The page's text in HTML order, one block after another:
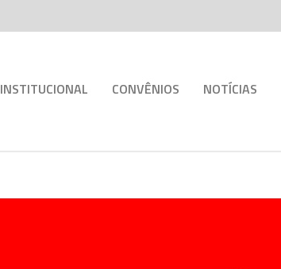
INSTITUCIONAL CONVÊNIOS NOTÍCIAS